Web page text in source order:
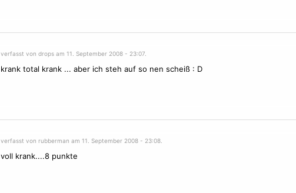
verfasst von drops am 11. September 2008 - 23:07.
krank total krank ... aber ich steh auf so nen scheiß : D
verfasst von rubberman am 11. September 2008 - 23:08.
voll krank....8 punkte